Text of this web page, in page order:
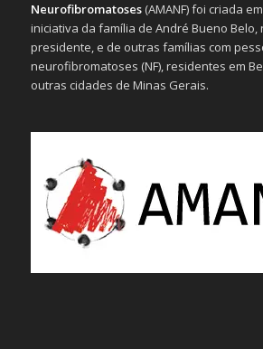
Neurofibromatoses(AMANF) foi criada
iniciativa da família de André Bueno Belo,
presidente, e de outras famílias com
neurofibromatoses (NF), residentes em
outras cidades de Minas Gerais.